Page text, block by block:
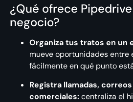
¿Qué ofrece
negocio?
Organiza tus tratos en un
mueve oportunidades entre
fácilmente en qué punto
Registra llamadas,
comerciales:centraliza el